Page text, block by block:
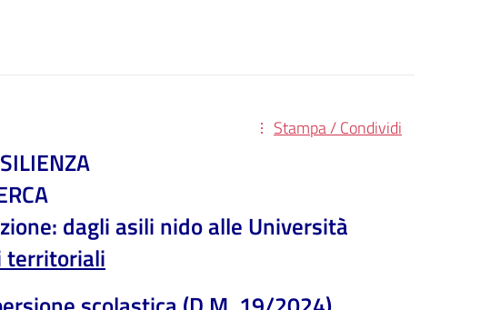
Stampa / Condividi
dagli asili nido alle Università
territoriali